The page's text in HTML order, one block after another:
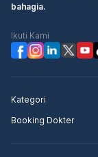
bahagia.
Ikuti Kami
Kategori
Booking Dokter